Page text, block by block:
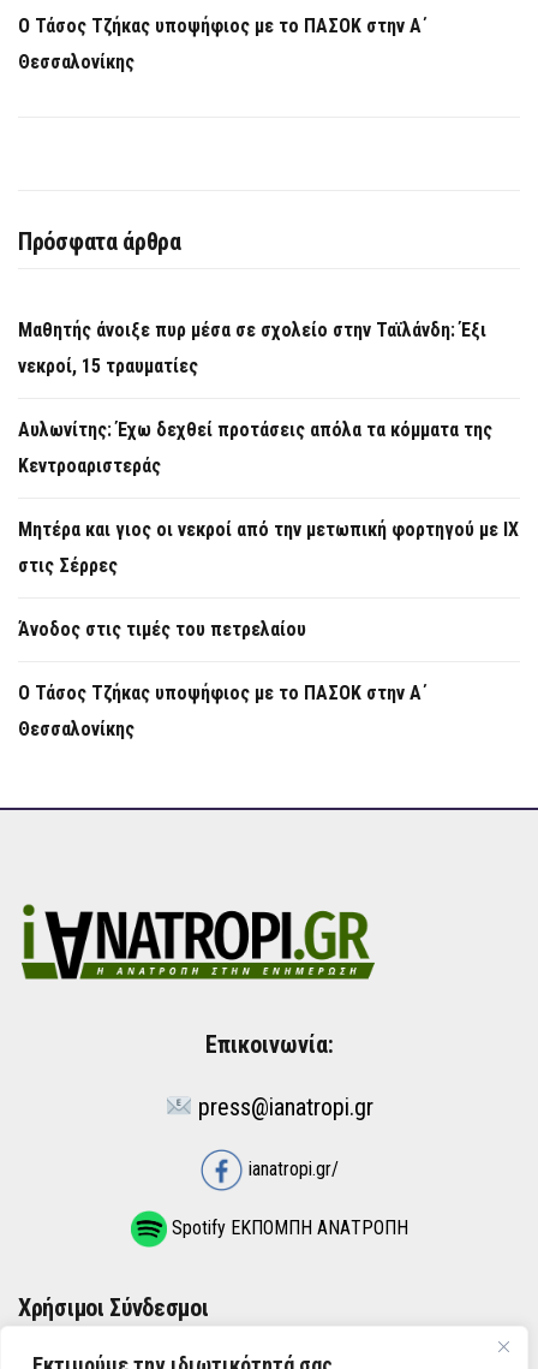
Ο Τάσος Τζήκας υποψήφιος με το ΠΑΣΟΚ στην Α΄
Θεσσαλονίκης
Πρόσφατα άρθρα
Μαθητής άνοιξε πυρ μέσα σε σχολείο στην Ταϊλάνδη: Έξι
νεκροί, 15 τραυματίες
Αυλωνίτης: Έχω δεχθεί προτάσεις απόλα τα κόμματα της
Κεντροαριστεράς
Μητέρα και γιος οι νεκροί από την μετωπική φορτηγού με ΙΧ
στις Σέρρες
Άνοδος στις τιμές του πετρελαίου
Ο Τάσος Τζήκας υποψήφιος με το ΠΑΣΟΚ στην Α΄
Θεσσαλονίκης
Επικοινωνία:
press@ianatropi.gr
ianatropi.gr/
Spotify ΕΚΠΟΜΠΗ ΑΝΑΤΡΟΠΗ
Χρήσιμοι Σύνδεσμοι